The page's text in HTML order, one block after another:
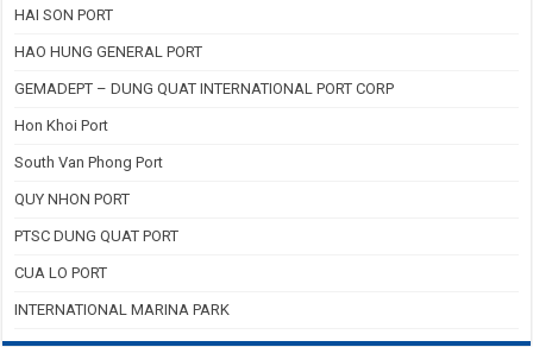
HAI SON PORT
HAO HUNG GENERAL PORT
GEMADEPT – DUNG QUAT INTERNATIONAL PORT CORP
Hon Khoi Port
South Van Phong Port
QUY NHON PORT
PTSC DUNG QUAT PORT
CUA LO PORT
INTERNATIONAL MARINA PARK